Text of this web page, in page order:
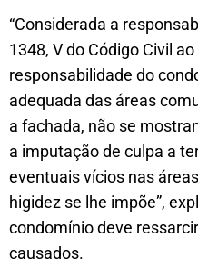
“Considerada a
1348, V do Código Civil
responsabilidade do
adequada das áreas
a fachada, não se
a imputação de culpa a
eventuais vícios nas
higidez se lhe impõe”,
condomínio deve
causados.